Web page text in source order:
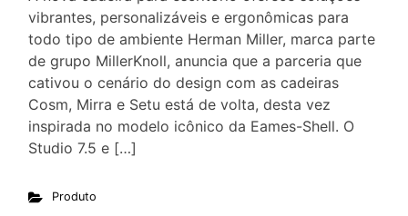
vibrantes, personalizáveis e ergonômicas para
todo tipo de ambiente Herman Miller, marca parte
de grupo MillerKnoll, anuncia que a parceria que
cativou o cenário do design com as cadeiras
Cosm, Mirra e Setu está de volta, desta vez
inspirada no modelo icônico da Eames-Shell. O
Studio 7.5 e […]
Produto